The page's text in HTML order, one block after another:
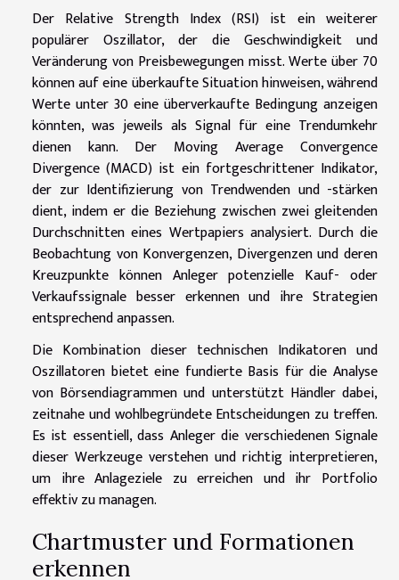
Der Relative Strength Index (RSI) ist ein weiterer
populärer Oszillator, der die Geschwindigkeit und
Veränderung von Preisbewegungen misst. Werte über 70
können auf eine überkaufte Situation hinweisen, während
Werte unter 30 eine überverkaufte Bedingung anzeigen
könnten, was jeweils als Signal für eine Trendumkehr
dienen kann. Der Moving Average Convergence
Divergence (MACD) ist ein fortgeschrittener Indikator,
der zur Identifizierung von Trendwenden und -stärken
dient, indem er die Beziehung zwischen zwei gleitenden
Durchschnitten eines Wertpapiers analysiert. Durch die
Beobachtung von Konvergenzen, Divergenzen und deren
Kreuzpunkte können Anleger potenzielle Kauf- oder
Verkaufssignale besser erkennen und ihre Strategien
entsprechend anpassen.
Die Kombination dieser technischen Indikatoren und
Oszillatoren bietet eine fundierte Basis für die Analyse
von Börsendiagrammen und unterstützt Händler dabei,
zeitnahe und wohlbegründete Entscheidungen zu treffen.
Es ist essentiell, dass Anleger die verschiedenen Signale
dieser Werkzeuge verstehen und richtig interpretieren,
um ihre Anlageziele zu erreichen und ihr Portfolio
effektiv zu managen.
Chartmuster und Formationen
erkennen